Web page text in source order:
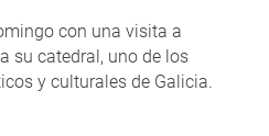
con una visita a
su catedral, uno de los
y culturales de Galicia.